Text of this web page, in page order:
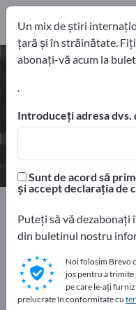
Instalaţii de
tensiune –
furnizori
11
Instalaţii de
Faceți
Exportpages!
Nevoile – Ofertele –
Un mix de știri
țară și în străinătate.
abonați-vă acum la
.
Introduceți adresa dvs.
Sunt de acord să
și accept declarația de
Puteți să vă dezabonați
din buletinul nostru
Noi folosim Brevo
jos pentru a
pe care le-ați
prelucrate în conformitate cu